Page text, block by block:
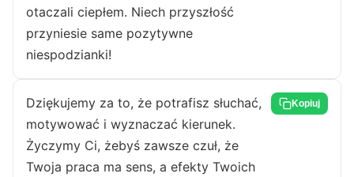
otaczali ciepłem. Niech przyszłość
przyniesie same pozytywne
niespodzianki!
Dziękujemy za to, że potrafisz słuchać,
motywować i wyznaczać kierunek.
Życzymy Ci, żebyś zawsze czuł, że
Twoja praca ma sens, a efekty Twoich
Kopiuj